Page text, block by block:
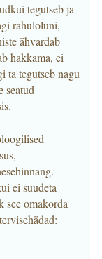
tegutseb ja
rahuloluni,
ähvardab
hakkama, ei
ta tegutseb nagu
seatud
ei suudeta
see omakorda